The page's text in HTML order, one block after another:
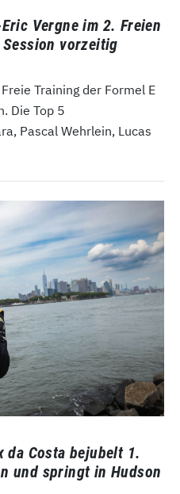
Vergne im 2. Freien
vorzeitig
Training der Formel E
Die Top 5
Pascal Wehrlein, Lucas
da Costa bejubelt 1.
und springt in Hudson